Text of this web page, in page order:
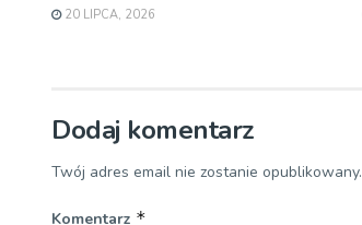
20 LIPCA, 2026
Dodaj komentarz
Twój adres email nie zostanie opublikowany.
Komentarz *